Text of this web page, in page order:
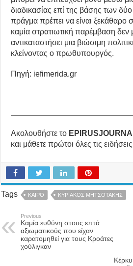
διαδικασίας επί της βάσης των
πράγμα πρέπει να είναι ξεκάθαρο
καμία στρατιωτική παρέμβαση δεν
αντικαταστήσει μια βιώσιμη
κλείνοντας ο πρωθυπουργός.
Πηγή: iefimerida.gr
Ακολουθήστε το
και μάθετε πρώτοι όλες τις
Tags ΚΑΙΡΟ ΚΥΡΙΑΚΟΣ ΜΗΤΣΟΤΑΚΗΣ
Previous
Καμία ευθύνη στους επτά
αξιωματικούς που είχαν
καρατομηθεί για τους Κροάτες
χούλιγκαν